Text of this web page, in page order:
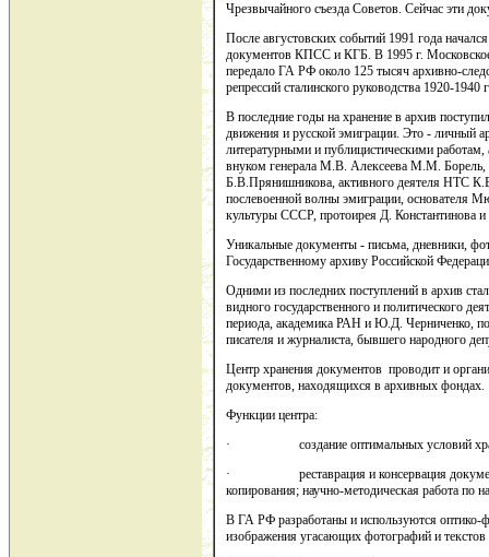
Чрезвычайного съезда Советов. Сейчас эти
После августовских событий 1991 года
документов КПСС и КГБ. В 1995 г.
передало ГА РФ около 125 тысяч архивно-
репрессий сталинского руководства 1920-1940
В последние годы на хранение в архив
движения и русской эмиграции. Это - личный
литературными и публицистическими
внуком генерала М.В. Алексеева М.М. Борель,
Б.В.Прянишникова, активного деятеля НТС
послевоенной волны эмиграции, основателя
культуры СССР, протоирея Д. Константинова и
Уникальные документы - письма, дневники,
Государственному архиву Российской
Одними из последних поступлений в архив
видного государственного и политического
периода, академика РАН и Ю.Д. Черниченко,
писателя и журналиста, бывшего народного
Центр хранения документов проводит и
документов, находящихся в архивных фондах.
Функции центра:
· создание оптимальных условий
· реставрация и консервация
копирования; научно-методическая работа по
В ГА РФ разработаны и используются оптико-
изображения угасающих фотографий и